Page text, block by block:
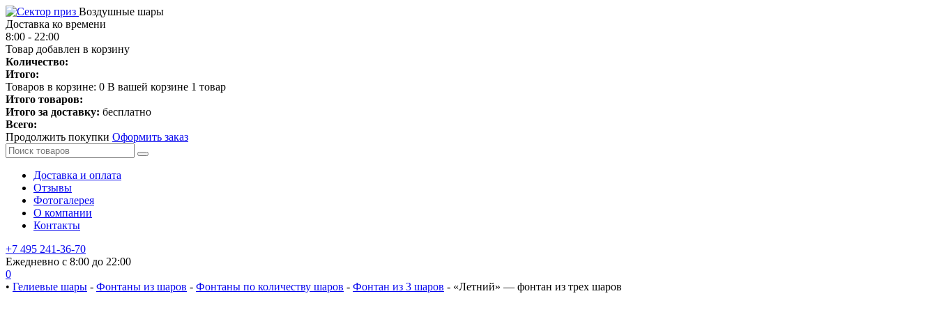
Воздушные шары
Доставка ко времени
8:00 - 22:00
Товар добавлен в корзину
Количество:
Итого:
Товаров в корзине: 0 В вашей корзине 1 товар
Итого товаров:
Итого за доставку: бесплатно
Всего:
Продолжить покупки Оформить заказ
Доставка и оплата
Отзывы
Фотогалерея
О компании
Контакты
+7 495 241-36-70
Ежедневно с 8:00 до 22:00
0
• Гелиевые шары - Фонтаны из шаров - Фонтаны по количеству шаров - Фонтан из 3 шаров - «Летний» — фонтан из трех шаров